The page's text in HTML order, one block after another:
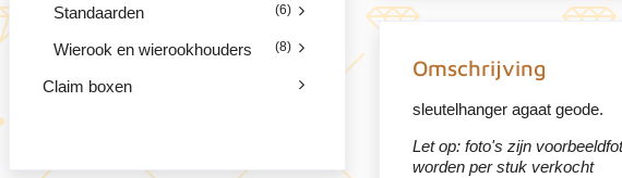
Standaarden (6)
Wierook en wierookhouders (8)
Claim boxen
Omschrijving
sleutelhanger agaat geode.
Let op: foto's zijn
worden per stuk verkocht